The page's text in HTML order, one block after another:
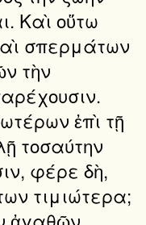
Καὶ οὕτω
σπερμάτων
τὴν
ἐπὶ τῇ
τοσαύτην
φέρε δὴ,
τιμιώτερα;
ἀγαθῶν